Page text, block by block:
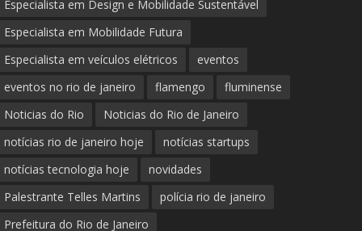
Especialista em Design e Mobilidade Sustentável
Especialista em Mobilidade Futura
Especialista em veículos elétricos
eventos
eventos no rio de janeiro
flamengo
fluminense
Noticias do Rio
Noticias do Rio de Janeiro
notícias rio de janeiro hoje
notícias startups
notícias tecnologia hoje
novidades
Palestrante Telles Martins
polícia rio de janeiro
Prefeitura do Rio de Janeiro